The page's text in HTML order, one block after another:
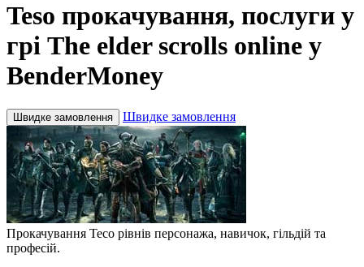
Teso прокачування, послуги у
грі The elder scrolls online у
BenderMoney
Швидке замовлення Швидке замовлення
Прокачування Тесо рівнів персонажа, навичок, гільдій та
професій.